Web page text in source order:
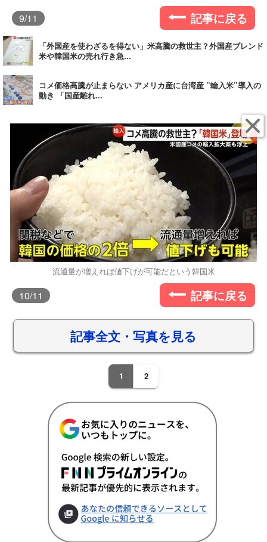
9/11 記事に戻る
「外国産を使わざるを得ない」米高騰の救世主？外国産ブレンド
米や韓国米の売れ行き急...
コメ価格高騰が止まらない アメリカ産に台湾産 ”輸入米”導入の
動き 「国産離れ...
流通量が増えれば値下げが可能だという韓国米
10/11 記事に戻る
記事全文・写真を見る
1 2